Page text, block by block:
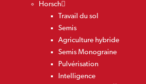
Horsch
Travail du sol
Semis
Agriculture hybride
Semis Monograine
Pulvérisation
Intelligence